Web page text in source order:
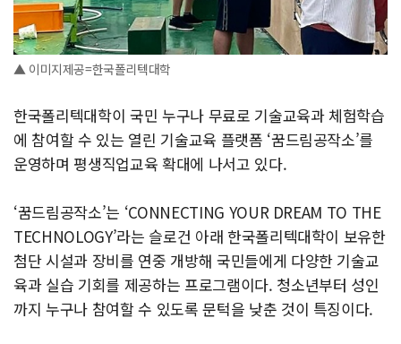
▲ 이미지제공=한국폴리텍대학
한국폴리텍대학이 국민 누구나 무료로 기술교육과 체험학습
에 참여할 수 있는 열린 기술교육 플랫폼 ‘꿈드림공작소’를
운영하며 평생직업교육 확대에 나서고 있다.
‘꿈드림공작소’는 ‘CONNECTING YOUR DREAM TO THE
TECHNOLOGY’라는 슬로건 아래 한국폴리텍대학이 보유한
첨단 시설과 장비를 연중 개방해 국민들에게 다양한 기술교
육과 실습 기회를 제공하는 프로그램이다. 청소년부터 성인
까지 누구나 참여할 수 있도록 문턱을 낮춘 것이 특징이다.